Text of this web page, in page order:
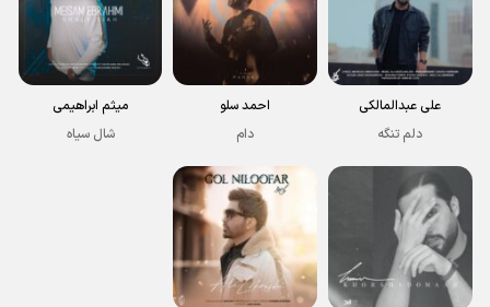
علی عبدالمالکی
دلم تنگه
احمد سلو
دام
میثم ابراهیمی
شال سیاه